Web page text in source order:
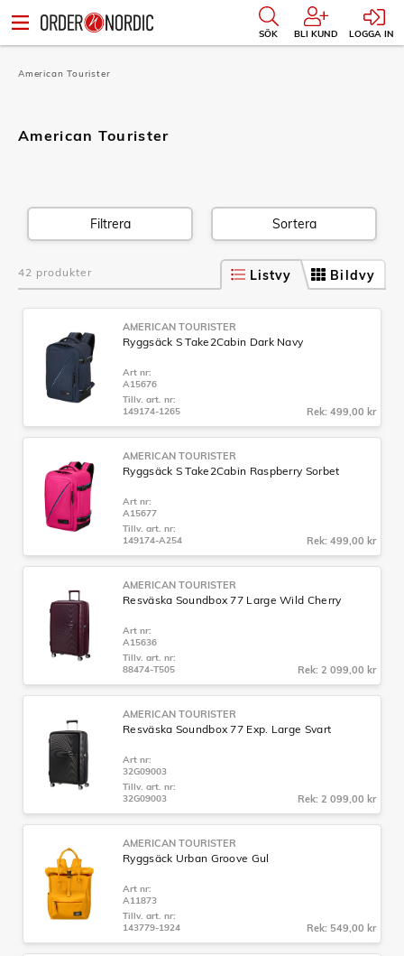
SÖK BLI KUND LOGGA IN
American Tourister
American Tourister
Filtrera Sortera
42 produkter Bildvy
Listvy
AMERICAN TOURISTER
Ryggsäck S Take2Cabin Dark Navy
Art nr:
A15676
Tillv. art. nr:
149174-1265
Rek: 499,00 kr
AMERICAN TOURISTER
Ryggsäck S Take2Cabin Raspberry Sorbet
Art nr:
A15677
Tillv. art. nr:
149174-A254
Rek: 499,00 kr
AMERICAN TOURISTER
Resväska Soundbox 77 Large Wild Cherry
Art nr:
A15636
Tillv. art. nr:
88474-T505
Rek: 2 099,00 kr
AMERICAN TOURISTER
Resväska Soundbox 77 Exp. Large Svart
Art nr:
32G09003
Tillv. art. nr:
32G09003
Rek: 2 099,00 kr
AMERICAN TOURISTER
Ryggsäck Urban Groove Gul
Art nr:
A11873
Tillv. art. nr:
143779-1924
Rek: 549,00 kr